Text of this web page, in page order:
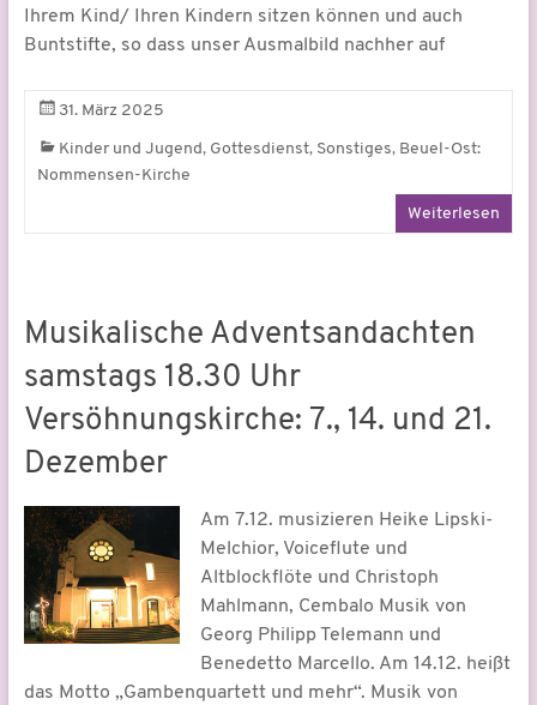
Ihrem Kind/ Ihren Kindern sitzen können und auch
Buntstifte, so dass unser Ausmalbild nachher auf
31. März 2025
Kinder und Jugend, Gottesdienst, Sonstiges, Beuel-Ost:
Nommensen-Kirche
Weiterlesen
Musikalische Adventsandachten
samstags 18.30 Uhr
Versöhnungskirche: 7., 14. und 21.
Dezember
Am 7.12. musizieren Heike Lipski-
Melchior, Voiceflute und
Altblockflöte und Christoph
Mahlmann, Cembalo Musik von
Georg Philipp Telemann und
Benedetto Marcello. Am 14.12. heißt
das Motto „Gambenquartett und mehr“. Musik von